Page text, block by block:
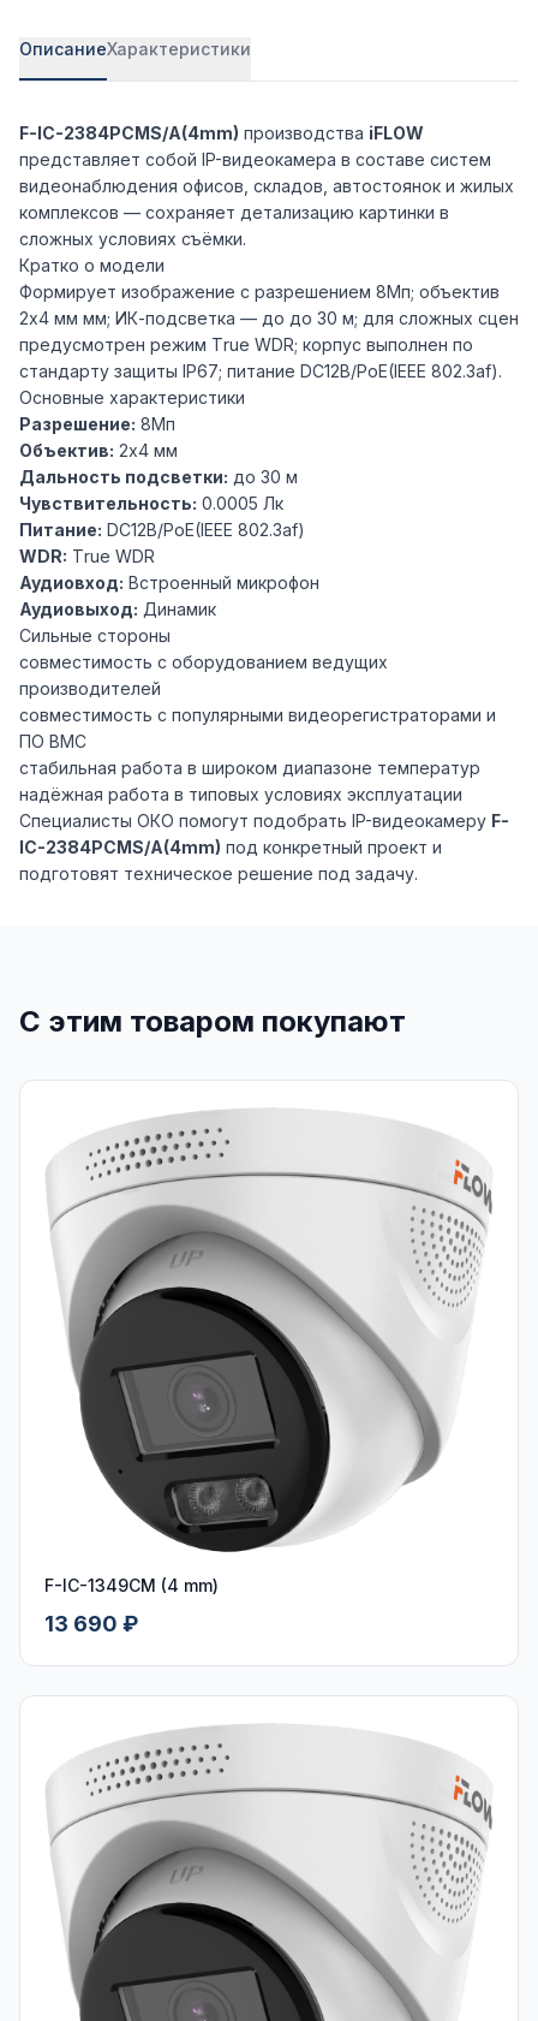
ОписаниеХарактеристики
F-IC-2384PCMS/A(4mm) производства iFLOW
представляет собой IP-видеокамера в составе систем
видеонаблюдения офисов, складов, автостоянок и жилых
комплексов — сохраняет детализацию картинки в
сложных условиях съёмки.
Кратко о модели
Формирует изображение с разрешением 8Мп; объектив
2х4 мм мм; ИК-подсветка — до до 30 м; для сложных сцен
предусмотрен режим Тrue WDR; корпус выполнен по
стандарту защиты IP67; питание DC12В/PoE(IEEE 802.3af).
Основные характеристики
Разрешение: 8Мп
Объектив: 2х4 мм
Дальность подсветки: до 30 м
Чувствительность: 0.0005 Лк
Питание: DC12В/PoE(IEEE 802.3af)
WDR: Тrue WDR
Аудиовход: Встроенный микрофон
Аудиовыход: Динамик
Сильные стороны
совместимость с оборудованием ведущих
производителей
совместимость с популярными видеорегистраторами и
ПО ВМС
стабильная работа в широком диапазоне температур
надёжная работа в типовых условиях эксплуатации
Специалисты ОКО помогут подобрать IP-видеокамеру F-
IC-2384PCMS/A(4mm) под конкретный проект и
подготовят техническое решение под задачу.
С этим товаром покупают
F-IC-1349CM (4 mm)
13 690 ₽